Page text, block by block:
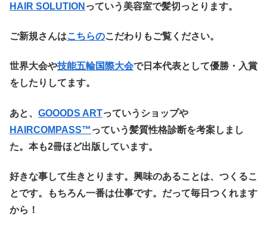
HAIR SOLUTION っていう美容室で髪切っとります。
ご新規さんはこちらのこだわりもご覧ください。
世界大会や技能五輪国際大会で日本代表として優勝・入賞
をしたりしてます。
あと、 GOOODS ARTっていうショップや
HAIRCOMPASS™️ っていう髪質性格診断を考案しまし
た。本も2冊ほど出版しています。
好きな事して生きとります。興味のあることは、つくるこ
とです。もちろん一番は仕事です。だって毎日つくれます
から！